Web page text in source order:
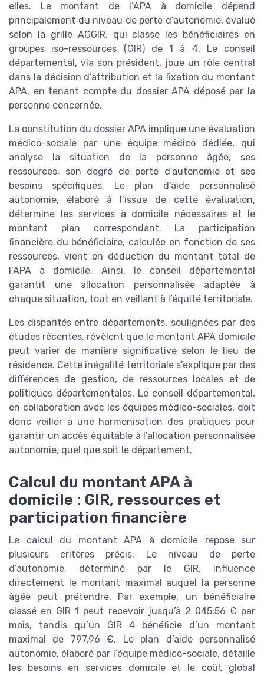
elles. Le montant de l’APA à domicile dépend
principalement du niveau de perte d’autonomie, évalué
selon la grille AGGIR, qui classe les bénéficiaires en
groupes iso-ressources (GIR) de 1 à 4. Le conseil
départemental, via son président, joue un rôle central
dans la décision d’attribution et la fixation du montant
APA, en tenant compte du dossier APA déposé par la
personne concernée.
La constitution du dossier APA implique une évaluation
médico-sociale par une équipe médico dédiée, qui
analyse la situation de la personne âgée, ses
ressources, son degré de perte d’autonomie et ses
besoins spécifiques. Le plan d’aide personnalisé
autonomie, élaboré à l’issue de cette évaluation,
détermine les services à domicile nécessaires et le
montant plan correspondant. La participation
financière du bénéficiaire, calculée en fonction de ses
ressources, vient en déduction du montant total de
l’APA à domicile. Ainsi, le conseil départemental
garantit une allocation personnalisée adaptée à
chaque situation, tout en veillant à l’équité territoriale.
Les disparités entre départements, soulignées par des
études récentes, révèlent que le montant APA domicile
peut varier de manière significative selon le lieu de
résidence. Cette inégalité territoriale s’explique par des
différences de gestion, de ressources locales et de
politiques départementales. Le conseil départemental,
en collaboration avec les équipes médico-sociales, doit
donc veiller à une harmonisation des pratiques pour
garantir un accès équitable à l’allocation personnalisée
autonomie, quel que soit le département.
Calcul du montant APA à
domicile : GIR, ressources et
participation financière
Le calcul du montant APA à domicile repose sur
plusieurs critères précis. Le niveau de perte
d’autonomie, déterminé par le GIR, influence
directement le montant maximal auquel la personne
âgée peut prétendre. Par exemple, un bénéficiaire
classé en GIR 1 peut recevoir jusqu’à 2 045,56 € par
mois, tandis qu’un GIR 4 bénéficie d’un montant
maximal de 797,96 €. Le plan d’aide personnalisé
autonomie, élaboré par l’équipe médico-sociale, détaille
les besoins en services domicile et le coût global